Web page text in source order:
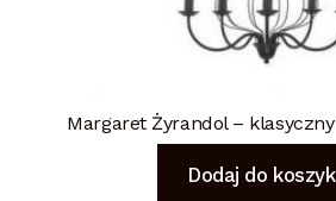
Margaret Żyrandol –
Dodaj do